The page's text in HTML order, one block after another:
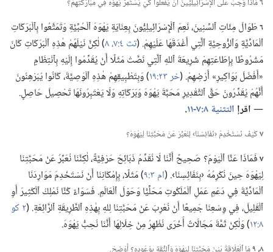
٦مَاذَا وَجَبَ عَلَى ٱلْإِسْرَائِيلِيِّينَ أَنْ يَفْعَلُوا كَيْ يَسْتَمِرَّ يَهْوَهُ فِي مُبَارَكَتِهِمْ؟‏
٦طَوَالَ مِئَاتِ ٱلسِّنِينَ،‏ نَعِمَ ٱلْإِسْرَائِيلِيُّونَ بِعِنَايَةِ يَهْوَهَ ٱلْحُبِّيَّةِ وَتَمَتَّعُوا بِٱلْبَرَكَاتِ
ٱلْمَادِّيَّةِ وَٱلرُّوحِيَّةِ ٱلَّتِي أَغْدَقَهَا عَلَيْهِمْ.‏ (‏تث ٤:‏ ٧،‏ ٨ ‏)‏ لٰكِنَّ نَيْلَهُمْ هٰذِهِ ٱلْبَرَكَاتِ كَانَ
مَشْرُوطًا بِإِطَاعَتِهِمْ شَرِيعَةَ ٱللهِ ٱلَّتِي نَصَّتْ مَثَلًا أَنْ يُقَدِّمُوا إِلَيْهِ بِٱنْتِظَامٍ
«أَفْضَلَ بَوَاكِيرِ» أَرْضِهِمْ.‏ (‏خر ٢٣:‏١٩
‏)‏ وَبِتَطْبِيقِهِمْ هٰذِهِ ٱلْوَصِيَّةَ،‏ كَانُوا يُبَرْهِنُونَ
أَنَّهُمْ يُقَدِّرُونَ حَقَّ ٱلتَّقْدِيرِ مَحَبَّةَ يَهْوَهَ وَبَرَكَاتِهِ وَلَا يَعْتَبِرُونَهَا تَحْصِيلَ حَاصِلٍ.‏
—‏اقرإ التثنية ٨:‏ ٧-‏١١ ‏.‏
٧كَيْفَ نَسْتَخْدِمُ ‹نَفَائِسَنَا› لِنُعَبِّرَ عَنْ مَحَبَّتِنَا لِيَهْوَهَ؟‏
٧فَمَاذَا عَنَّا ٱلْيَوْمَ؟‏ صَحِيحٌ أَنَّنَا لَا نُقَدِّمُ ذَبَائِحَ حَرْفِيَّةً،‏ لٰكِنَّنَا نُعَبِّرُ عَنْ مَحَبَّتِنَا
لِيَهْوَهَ حِينَ نُكْرِمُهُ ‹بِنَفَائِسِنَا›.‏ (‏ام ٣:‏٩
‏)‏ مَثَلًا،‏ بِإِمْكَانِنَا أَنْ نَسْتَخْدِمَ مَوَارِدَنَا
ٱلْمَادِّيَّةَ فِي دَعْمِ عَمَلِ ٱلْمَلَكُوتِ مَحَلِّيًّا وَحَوْلَ ٱلْعَالَمِ.‏ فَسَوَاءٌ كُنَّا نَمْلِكُ ٱلْكَثِيرَ أَوِ
ٱلْقَلِيلَ،‏ فِي وِسْعِنَا جَمِيعًا أَنْ نُعْرِبَ عَنْ مَحَبَّتِنَا لِلهِ بِهٰذِهِ ٱلطَّرِيقَةِ ٱلرَّائِعَةِ.‏ (‏ ٢ كو
٨:‏١٢ ‏)‏ وَلٰكِنْ ثَمَّةَ مَجَالَاتٌ أُخْرَى نُظْهِرُ مِنْ خِلَالِهَا أَنَّنَا نُحِبُّ يَهْوَهَ.‏